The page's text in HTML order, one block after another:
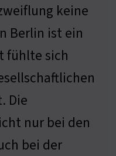
keine
Berlin ist ein
fühlte sich
Die
nur bei den
bei der